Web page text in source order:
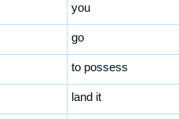
you
go
to possess
land it